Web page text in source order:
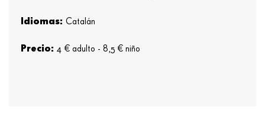
Idiomas: Catalán
Precio: 4 € adulto - 8,5 € niño